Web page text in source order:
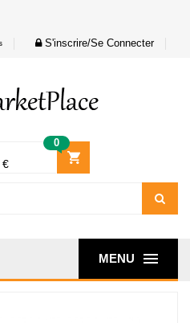
S'inscrire/Se Connecter
0
€
MENU